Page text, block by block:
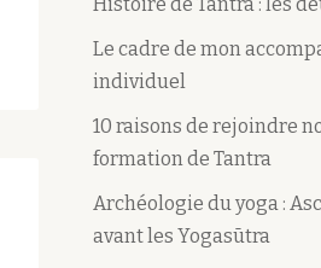
Le cadre de mon
individuel
10 raisons de rejoindre
formation de Tantra
Archéologie du yoga :
avant les Yogasūtra